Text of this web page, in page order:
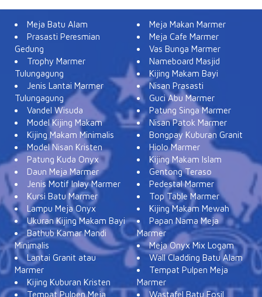
Meja Batu Alam
Prasasti Peresmian
Gedung
Trophy Marmer
Tulungagung
Jenis Lantai Marmer
Tulungagung
Vandel Wisuda
Model Kijing Makam
Kijing Makam Minimalis
Model Nisan Kristen
Patung Kuda Onyx
Daun Meja Marmer
Jenis Motif Inlay Marmer
Kursi Batu Marmer
Lampu Meja Onyx
Ukuran Kijing Makam Bayi
Bathub Kamar Mandi
Minimalis
Lantai Granit atau
Marmer
Kijing Kuburan Kristen
Tempat Pulpen Meja
Meja Makan Marmer
Meja Cafe Marmer
Vas Bunga Marmer
Nameboard Masjid
Kijing Makam Bayi
Nisan Prasasti
Guci Abu Marmer
Patung Singa Marmer
Nisan Patok Marmer
Bongpay Kuburan Granit
Hiolo Marmer
Kijing Makam Islam
Gentong Teraso
Pedestal Marmer
Top Table Marmer
Kijing Makam Mewah
Papan Nama Meja
Marmer
Meja Onyx Mix Logam
Wall Cladding Batu Alam
Tempat Pulpen Meja
Marmer
Wastafel Batu Fosil